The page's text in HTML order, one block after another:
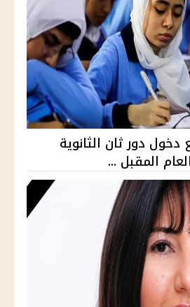
دخول دور ثان الثانوية
المقبل ...